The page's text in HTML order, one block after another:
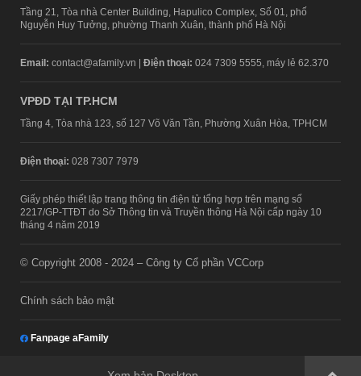
Tầng 21, Tòa nhà Center Building, Hapulico Complex, Số 01, phố
Nguyễn Huy Tưởng, phường Thanh Xuân, thành phố Hà Nội
Email: contact@afamily.vn | Điện thoại: 024 7309 5555, máy lẻ 62.370
VPĐD TẠI TP.HCM
Tầng 4, Tòa nhà 123, số 127 Võ Văn Tần, Phường Xuân Hòa, TPHCM
Điện thoại: 028 7307 7979
Giấy phép thiết lập trang thông tin điện tử tổng hợp trên mạng số
2217/GP-TTĐT do Sở Thông tin và Truyền thông Hà Nội cấp ngày 10
tháng 4 năm 2019
© Copyright 2008 - 2024 – Công ty Cổ phần VCCorp
Chính sách bảo mật
Fanpage aFamily